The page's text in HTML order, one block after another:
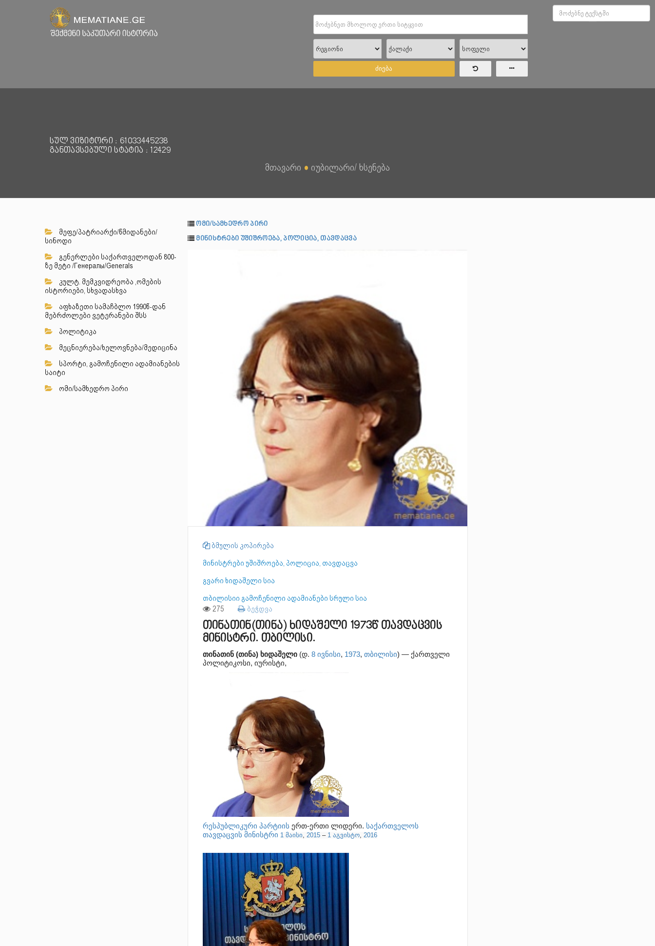
ძიება
სულ ვიზიტორი : 61033445238
განთავსებული სტატია : 12429
მთავარი ● იუბილარი/ ხსენება
მეფე/პატრიარქი/წმიდანები/
სინოდი
გენერლები საქართველოდან 800-
ზე მეტი /Генералы/Generals
კულტ. მემკვიდრეობა ,ომების
ისტორიები, სხვადასხვა
აფხაზეთი სამაჩბლო 1990წ-დან
მებრძოლები ვეტერანები შსს
პოლიტიკა
მეცნიერება/ხელოვნება/მედიცინა
სპორტი, გამოჩენილი ადამიანების
საიტი
ომი/სამხედრო პირი
ომი/სამხედრო პირი
მინისტრები უშიშროება, პოლიცია, თავდაცვა
ბმულის კოპირება
მინისტრები უშიშროება, პოლიცია, თავდაცვა
გვარი ხიდაშელი სია
თბილისიი გამოჩენილი ადამიანები სრული სია
275 ბეჭდვა
თინათინ(თინა) ხიდაშელი 1973წ თავდაცვის
მინისტრი. თბილისი.
თინათინ (თინა) ხიდაშელი(დ. 8 ივნისი, 1973, თბილისი) — ქართველი
პოლიტიკოსი, იურისტი,
რესპუბლიკური პარტიის ერთ-ერთი ლიდერი. საქართველოს
თავდაცვის მინისტრი 1 მაისი, 2015– 1 აგვისტო, 2016